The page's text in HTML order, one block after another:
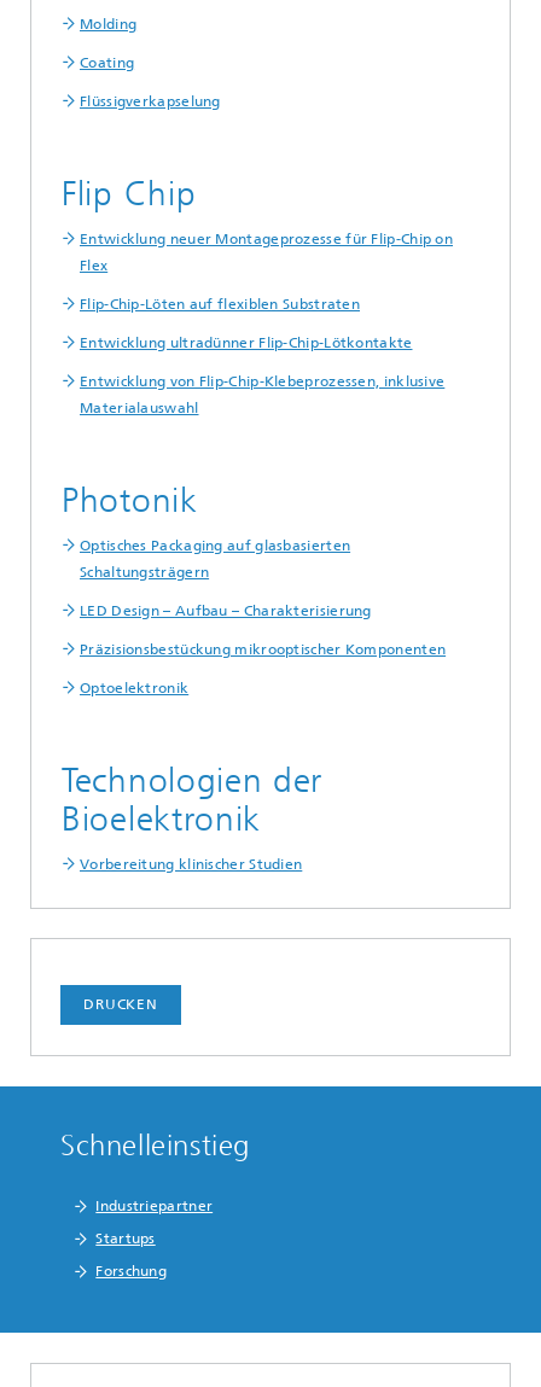
Molding
Coating
Flüssigverkapselung
Flip Chip
Entwicklung neuer Montageprozesse für Flip-Chip on
Flex
Flip-Chip-Löten auf flexiblen Substraten
Entwicklung ultradünner Flip-Chip-Lötkontakte
Entwicklung von Flip-Chip-Klebeprozessen, inklusive
Materialauswahl
Photonik
Optisches Packaging auf glasbasierten
Schaltungsträgern
LED Design – Aufbau – Charakterisierung
Präzisionsbestückung mikrooptischer Komponenten
Optoelektronik
Technologien der
Bioelektronik
Vorbereitung klinischer Studien
DRUCKEN
Schnelleinstieg
Industriepartner
Startups
Forschung